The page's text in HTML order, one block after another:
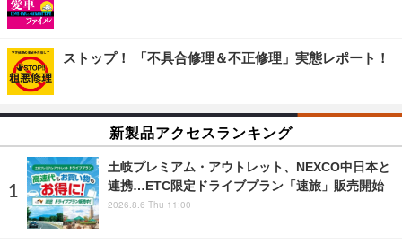
ストップ！ 「不具合修理＆不正修理」実態レポート！
新製品アクセスランキング
土岐プレミアム・アウトレット、NEXCO中日本と
連携…ETC限定ドライブプラン「速旅」販売開始
2026.8.6 Thu 11:00